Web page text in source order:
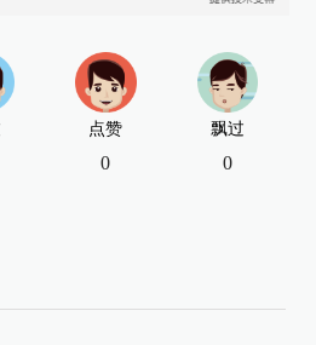
点赞
0
飘过
0